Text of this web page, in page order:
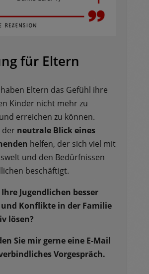
für Eltern
Eltern das Gefühl ihre
Kinder nicht mehr zu
erreichen zu können.
der neutrale Blick eines
helfen, der sich viel mit
und den Bedürfnissen
beschäftigt.
Jugendlichen besser
Konflikte in der Familie
lösen?
Sie mir gerne eine E-Mail
Vorgespräch.